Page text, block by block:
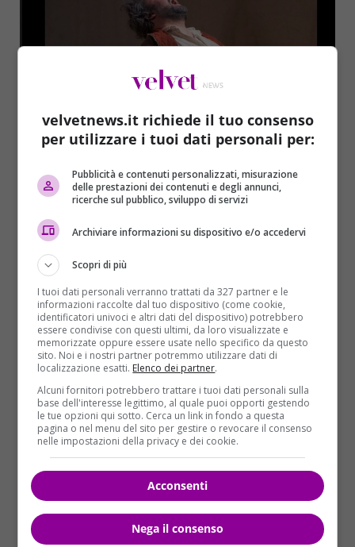
L’allestimento è del Teatro di San Carlo
coproduzione con il Teatro Petruzzellidi Bari e con
Fondazione Teatro del Maggio Musicale
Fiorentino. In scenaOrchestra e Coro del Teatro di
San Carlodiretti daPinchas Steinberg
l’ultima opera diGiuseppe Verdiin tre atti, che
ebbe la sua
prima rappresentazione al Teatro alla
ScaladiMilanoil 9 Febbraio 1893.L’azione si
svolge all’inizio del XV secolo durante il regno di
Enrico IV A Windsor. All’interno dell’osteria della
velvetnews.it richiede il tuo consenso
per utilizzare i tuoi dati personali per:
Pubblicità e contenuti personalizzati, misurazione
delle prestazioni dei contenuti e degli annunci,
ricerche sul pubblico, sviluppo di servizi
Archiviare informazioni su dispositivo e/o accedervi
Scopri di più
I tuoi dati personali verranno trattati da 327 partner e le
informazioni raccolte dal tuo dispositivo (come cookie,
identificatori univoci e altri dati del dispositivo) potrebbero
essere condivise con questi ultimi, da loro visualizzate e
memorizzate oppure essere usate nello specifico da questo
sito. Noi e i nostri partner potremmo utilizzare dati di
localizzazione esatti. Elenco dei partner.
Alcuni fornitori potrebbero trattare i tuoi dati personali sulla
base dell'interesse legittimo, al quale puoi opporti gestendo
le tue opzioni qui sotto. Cerca un link in fondo a questa
pagina o nel menu del sito per gestire o revocare il consenso
nelle impostazioni della privacy e dei cookie.
Acconsenti
Nega il consenso